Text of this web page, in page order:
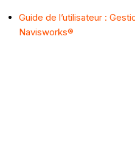
Guide de l’utilisateur :
Navisworks®